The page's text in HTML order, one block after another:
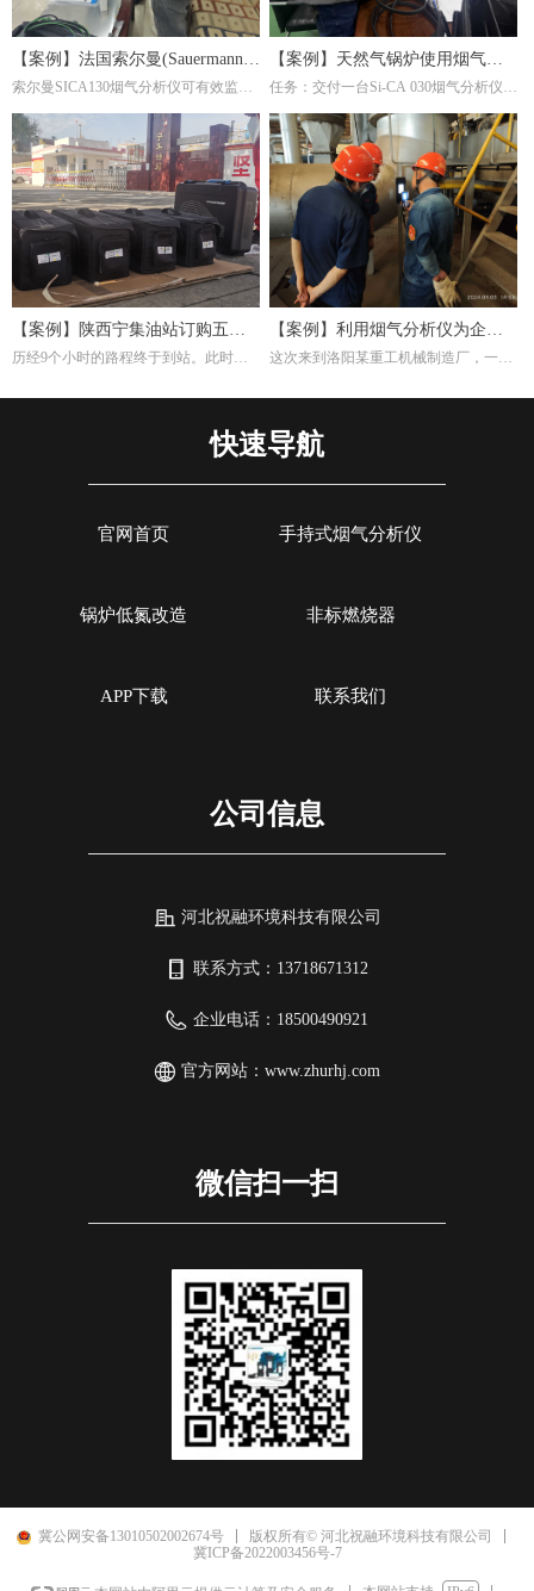
【案例】法国索尔曼(Sauermann)
烟气分析仪在钢厂的应用
索尔曼SICA130烟气分析仪可有效监测
助调整燃气比例或淬火介质成分，避免
氧化或脱碳。并且淬火炉若使用燃气加
热，烟气分析仪能检测有害排放物(如
NOₓ、CO)，确保符合环保标准，同时
优化燃烧效率。通过分析烟气成分，可
间接推断淬火过程的稳定性。例如，异
常的CO浓度可能反映加热不均，影响
材料硬度均匀性。
【案例】天然气锅炉使用烟气分
析仪调节燃烧效率
任务：交付一台Si-CA 030烟气分析仪。
筒及滤件的工厂，锅炉的燃料为天然
气，根据用户的检测需求，我们推荐经
济型Si-CA030烟气分析仪。此款烟气分
析仪包含O2,CO两个气体传感器，能够
准确测量烟气中的氧气含量。
【案例】陕西宁集油站订购五台
烟气分析仪
历经9个小时的路程终于到站。此时，
次任务不单单是交付仪器，另外培训如
【案例】利用烟气分析仪为企业
调试燃烧效率
这次来到洛阳某重工机械制造厂，一是
帮助工厂现场调试煅烧热处理炉的燃烧
是注重，而节能减排重要一环就是提高
析仪来这里，并且为工厂解决这方面问
官网首页 手持式烟气分析仪
APP下载
非标燃烧器
锅炉低氮改造
联系我们
快速导航
河北祝融环境科技有限公司
联系方式： 13718671312
企业电话： 18500490921
官方网站： www.zhurhj.com
公司信息
微信扫一扫
冀公网安备13010502002674号
版权所有© 河北祝融环境科技有限公司
冀ICP备2022003456号-7